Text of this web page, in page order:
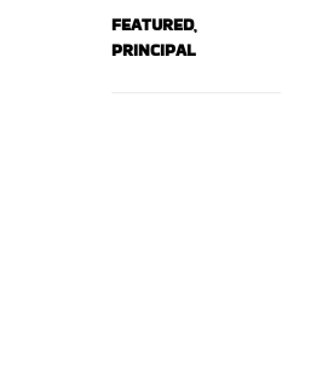
FEATURED,
PRINCIPAL